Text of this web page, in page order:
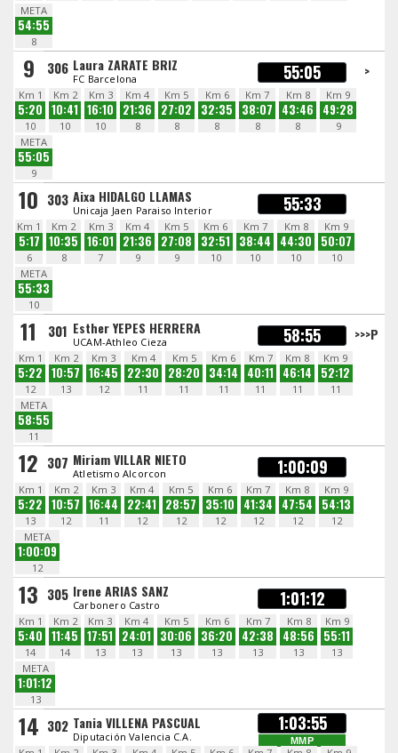
META
54:55
8
9 306 Laura ZARATE BRIZ
FC Barcelona 55:05 >
Km 1
5:20
10
Km 2
10:41
10
Km 3
16:10
10
Km 4
21:36
8
Km 5
27:02
8
Km 6
32:35
8
Km 7
38:07
8
Km 8
43:46
8
Km 9
49:28
9
META
55:05
9
10 303 Aixa HIDALGO LLAMAS
Unicaja Jaen Paraiso Interior 55:33
Km 1
5:17
6
Km 2
10:35
8
Km 3
16:01
7
Km 4
21:36
9
Km 5
27:08
9
Km 6
32:51
10
Km 7
38:44
10
Km 8
44:30
10
Km 9
50:07
10
META
55:33
10
11 301 Esther YEPES HERRERA
UCAM-Athleo Cieza 58:55 >>>P
Km 1
5:22
12
Km 2
10:57
13
Km 3
16:45
12
Km 4
22:30
11
Km 5
28:20
11
Km 6
34:14
11
Km 7
40:11
11
Km 8
46:14
11
Km 9
52:12
11
META
58:55
11
12 307 Miriam VILLAR NIETO
Atletismo Alcorcon 1:00:09
Km 1
5:22
13
Km 2
10:57
12
Km 3
16:44
11
Km 4
22:41
12
Km 5
28:57
12
Km 6
35:10
12
Km 7
41:34
12
Km 8
47:54
12
Km 9
54:13
12
META
1:00:09
12
13 305 Irene ARIAS SANZ
Carbonero Castro 1:01:12
Km 1
5:40
14
Km 2
11:45
14
Km 3
17:51
13
Km 4
24:01
13
Km 5
30:06
13
Km 6
36:20
13
Km 7
42:38
13
Km 8
48:56
13
Km 9
55:11
13
META
1:01:12
13
14 302 Tania VILLENA PASCUAL
Diputación Valencia C.A.
1:03:55
MMP